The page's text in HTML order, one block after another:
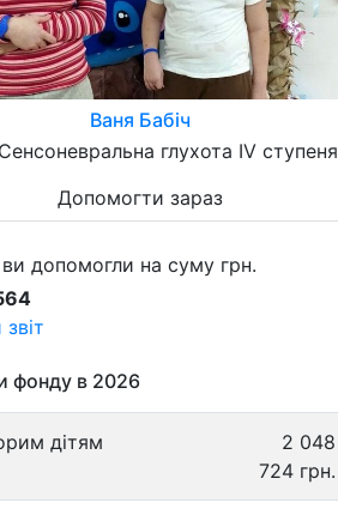
Ваня Бабіч
глухота IV ступеня
Допомогти зараз
ви допомогли на суму грн.
фонду в 2026
дітям
2 048
724 грн.